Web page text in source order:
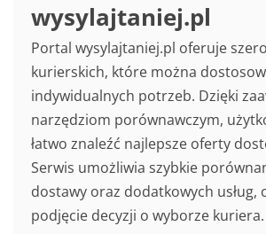
wysylajtaniej.pl
Portal wysylajtaniej.pl oferuje
kurierskich, które można
indywidualnych potrzeb. Dzięki
narzędziom porównawczym,
łatwo znaleźć najlepsze oferty
Serwis umożliwia szybkie
dostawy oraz dodatkowych usług,
podjęcie decyzji o wyborze kuriera.